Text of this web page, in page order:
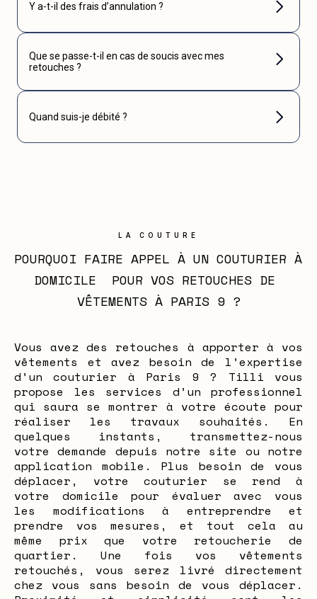
Y a-t-il des frais d’annulation ?
Que se passe-t-il en cas de soucis avec mes
retouches ?
Quand suis-je débité ?
LA COUTURE
POURQUOI FAIRE APPEL À UN COUTURIER À
DOMICILE  POUR VOS RETOUCHES DE
VÊTEMENTS À PARIS 9 ?
Vous avez des retouches à apporter à vos
vêtements et avez besoin de l’expertise
d’un couturier à Paris 9 ? Tilli vous
propose les services d’un professionnel
qui saura se montrer à votre écoute pour
réaliser les travaux souhaités. En
quelques instants, transmettez-nous
votre demande depuis notre site ou notre
application mobile. Plus besoin de vous
déplacer, votre couturier se rend à
votre domicile pour évaluer avec vous
les modifications à entreprendre et
prendre vos mesures, et tout cela au
même prix que votre retoucherie de
quartier. Une fois vos vêtements
retouchés, vous serez livré directement
chez vous sans besoin de vous déplacer.